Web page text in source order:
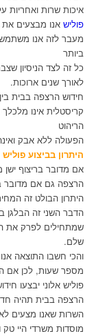
איכות שרות ואחריות
פולישאנו מבצעים את
מעבר לזה אנו
ביותר
כל זה לצד הניסיון
לאורך שנים ארוכות.
חידוש הרצפה בבית
קריסטלית אינו
הריהוט
הפעולה ללא אבק
היתרון בביצוע
אם מדובר בריצוף ישן
הרצפה גם אם מדובר
היתרון הבולט זה
הדבר השני זה הבלגן
שמתחילים לפרק את
שלם.
והכי חשבו התוצאה
מספר שעות, לכן אם
פוליש אלוני יבצעו
הרצפה בבית תהיה
השרות שאנו מצעים
מוסדות משרדי היי טק